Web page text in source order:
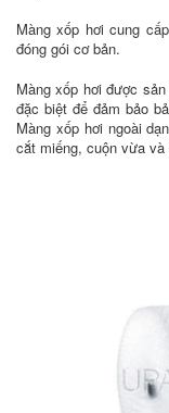
Màng xốp hơi cung
đóng gói cơ bản.
Màng xốp hơi được
đặc biệt để đảm bảo
Màng xốp hơi ngoài
cắt miếng, cuộn vừa và